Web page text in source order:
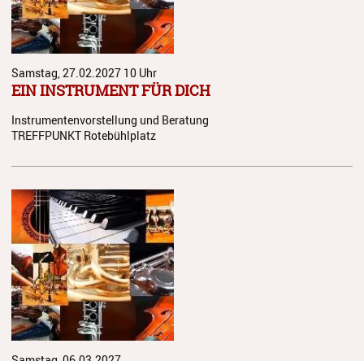
Blog
JuKO in Australien
Japanreise 2019
Kooperationen
Grundschulen
Musikgymnasium
Musikgrundschule
Über uns
Samstag, 27.02.2027 10 Uhr
EIN INSTRUMENT FÜR DICH
Instrumentenvorstellung und Beratung
TREFFPUNKT Rotebühlplatz